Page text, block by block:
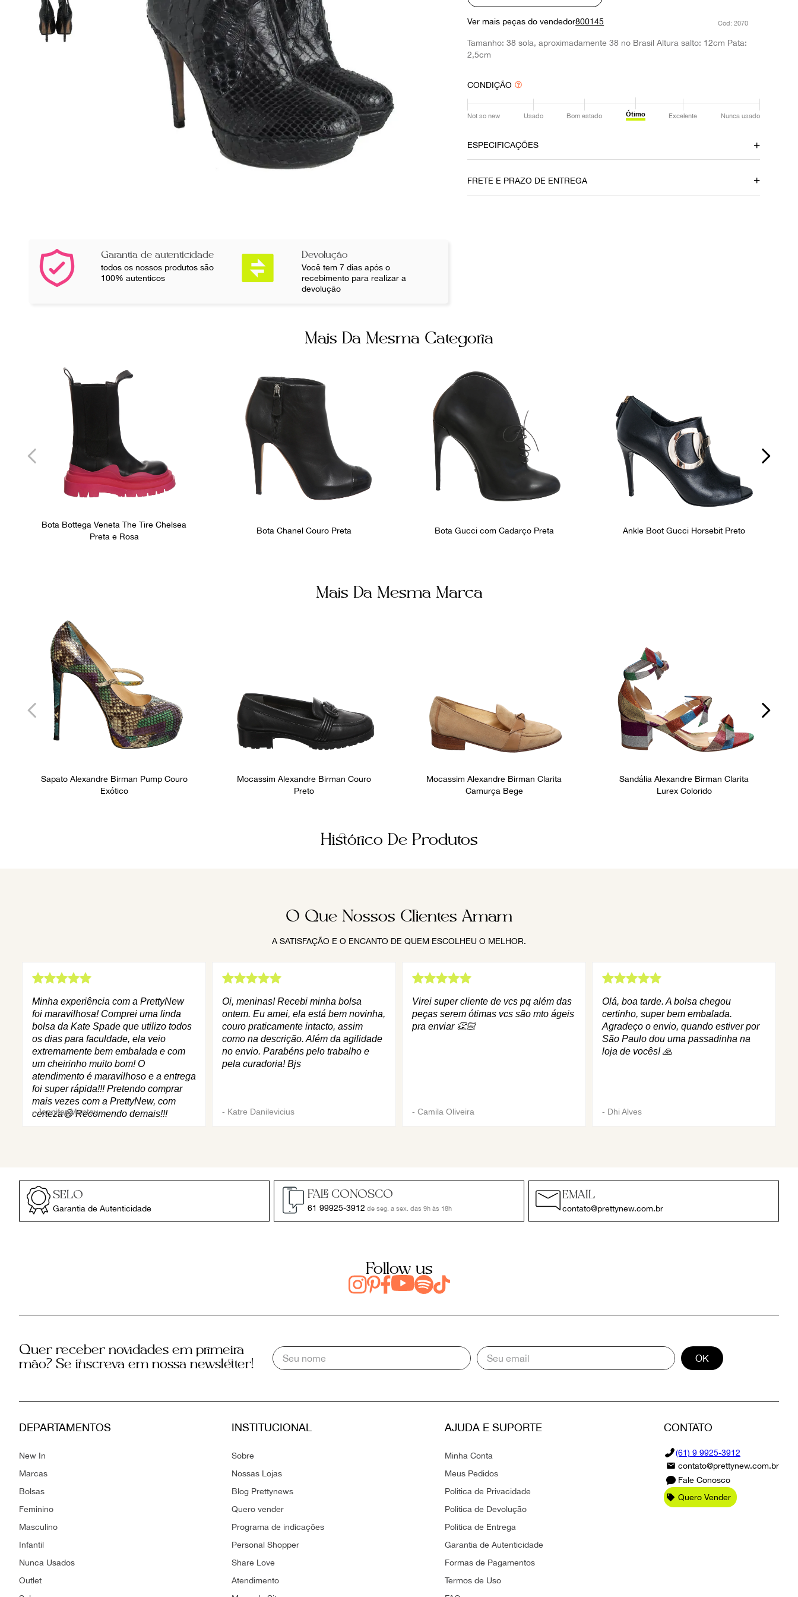
Garantia de autenticidade
todos os nossos produtos são
100% autenticos
Devolução
Você tem 7 dias após o
recebimento para realizar a
devolução
Ver mais peças do vendedor800145 : 2070
Tamanho: 38 sola, aproximadamente 38 no Brasil Altura salto: 12cm Pata:
2,5cm
CONDIÇÃO
Not so new Usado Bom estado Ótimo Excelente Nunca usado
ESPECIFICAÇÕES
Python
FRETE E PRAZO DE ENTREGA
Mais Da Mesma Categoria
Bota Bottega Veneta The Tire Chelsea
Preta e Rosa
Bota Chanel Couro Preta Bota Gucci com Cadarço Preta Ankle Boot Gucci Horsebit Preto
Mais Da Mesma Marca
Sapato Alexandre Birman Pump Couro
Exótico
Mocassim Alexandre Birman Couro
Preto
Mocassim Alexandre Birman Clarita
Camurça Bege
Sandália Alexandre Birman Clarita
Lurex Colorido
Histórico De Produtos
O Que Nossos Clientes Amam
A SATISFAÇÃO E O ENCANTO DE QUEM ESCOLHEU O MELHOR.
Minha experiência com a PrettyNew
foi maravilhosa! Comprei uma linda
bolsa da Kate Spade que utilizo todos
os dias para faculdade, ela veio
extremamente bem embalada e com
um cheirinho muito bom! O
atendimento é maravilhoso e a entrega
foi super rápida!!! Pretendo comprar
mais vezes com a PrettyNew, com
certeza😄 Recomendo demais!!!
-Jennifer Mantau
Oi, meninas! Recebi minha bolsa
ontem. Eu amei, ela está bem novinha,
couro praticamente intacto, assim
como na descrição. Além da agilidade
no envio. Parabéns pelo trabalho e
pela curadoria! Bjs
- Katre Danilevicius
Virei super cliente de vcs pq além das
peças serem ótimas vcs são mto ágeis
pra enviar 👏🏻
- Camila Oliveira
Olá, boa tarde. A bolsa chegou
certinho, super bem embalada.
Agradeço o envio, quando estiver por
São Paulo dou uma passadinha na
loja de vocês! 🙏
- Dhi Alves
SELO
Garantia de Autenticidade
FALE CONOSCO
61 99925-3912 de seg. a sex. das 9h às 18h
EMAIL
contato@prettynew.com.br
Follow us
Quer receber novidades em primeira
mão? Se inscreva em nossa newsletter!
OK
DEPARTAMENTOS
New In
Marcas
Bolsas
Feminino
Masculino
Infantil
Nunca Usados
Outlet
INSTITUCIONAL
Sobre
Nossas Lojas
Blog Prettynews
Quero vender
Programa de indicações
Personal Shopper
Share Love
Atendimento
AJUDA E SUPORTE
Minha Conta
Meus Pedidos
Politica de Privacidade
Politica de Devolução
Politica de Entrega
Garantia de Autenticidade
Formas de Pagamentos
Termos de Uso
CONTATO
(61) 9 9925-3912
contato@prettynew.com.br
Fale Conosco
Quero Vender